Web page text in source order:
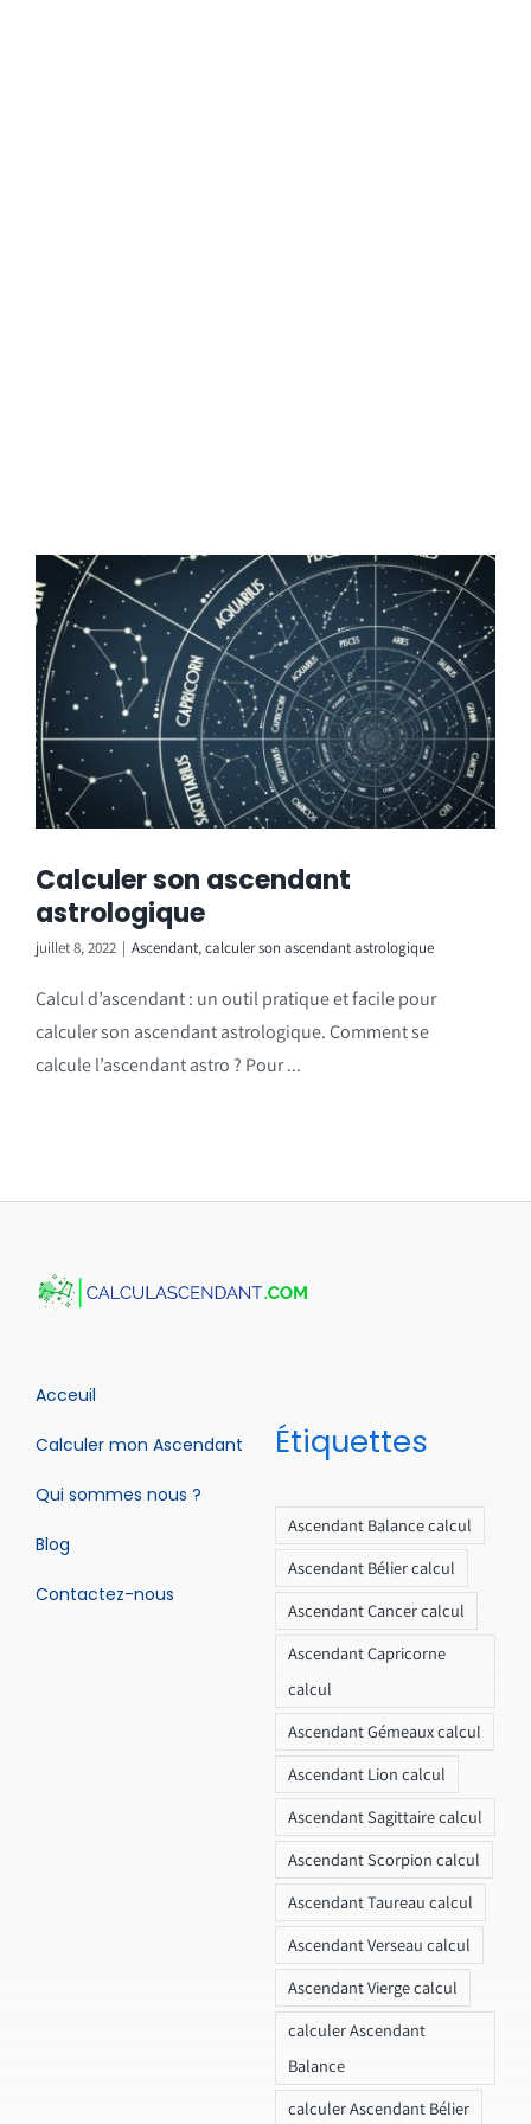
Calculer son ascendant
astrologique
juillet 8, 2022 | Ascendant,calculer son ascendant astrologique
Calcul d’ascendant : un outil pratique et facile pour
calculer son ascendant astrologique. Comment se
calcule l’ascendant astro ? Pour ...
Acceuil
Calculer mon Ascendant
Qui sommes nous ?
Blog
Contactez-nous
Étiquettes
Ascendant Balance calcul
Ascendant Bélier calcul
Ascendant Cancer calcul
Ascendant Capricorne
calcul
Ascendant Gémeaux calcul
Ascendant Lion calcul
Ascendant Sagittaire calcul
Ascendant Scorpion calcul
Ascendant Taureau calcul
Ascendant Verseau calcul
Ascendant Vierge calcul
calculer Ascendant
Balance
calculer Ascendant Bélier